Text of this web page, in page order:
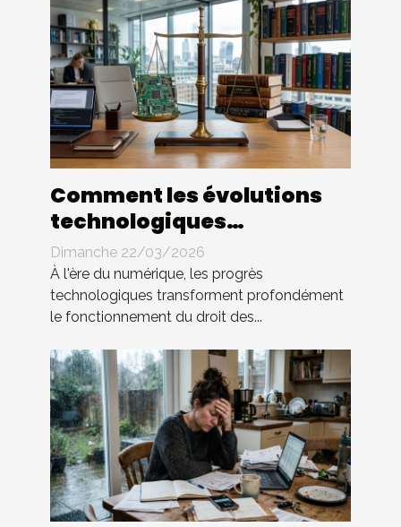
Comment les évolutions
technologiques
impactent-elles le droit
des contrats ?
Dimanche 22/03/2026
À l'ère du numérique, les progrès
technologiques transforment profondément
le fonctionnement du droit des...